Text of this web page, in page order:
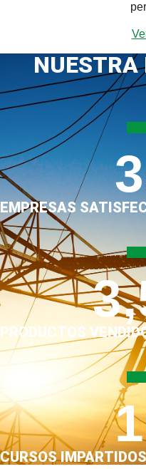
NUESTRA
EMPRESAS
PRODUCTOS
CURSOS IMPARTIDOS